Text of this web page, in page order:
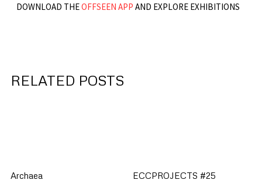
DOWNLOAD THEOFFSEEN APP AND EXPLORE EXHIBITIONS
RELATED POSTS
Archaea ECCPROJECTS #25